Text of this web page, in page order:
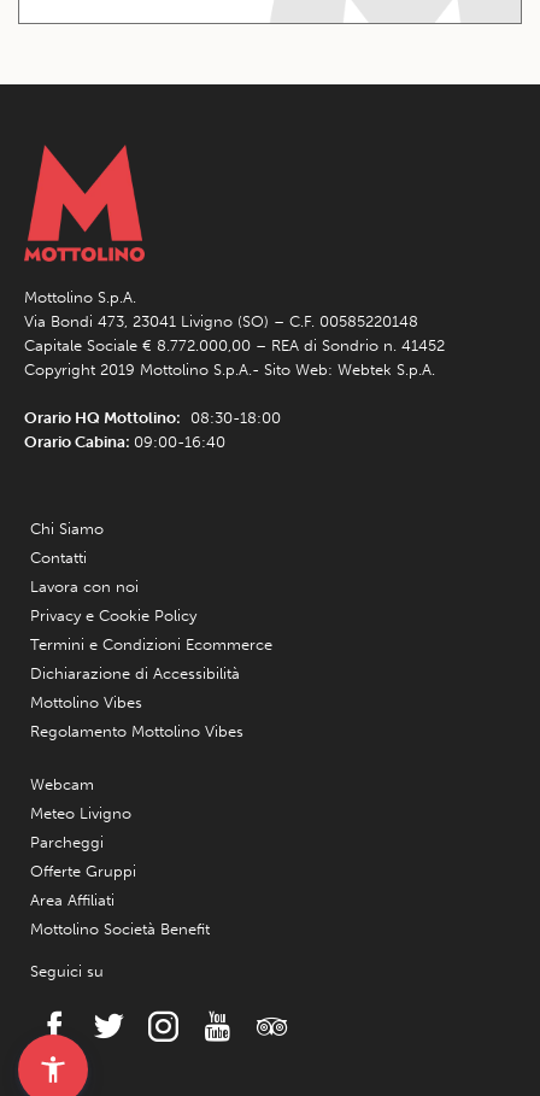
Mottolino S.p.A.
Via Bondi 473, 23041 Livigno (SO) – C.F. 00585220148
Capitale Sociale € 8.772.000,00 – REA di Sondrio n. 41452
Copyright 2019 Mottolino S.p.A.- Sito Web: Webtek S.p.A.
Orario HQ Mottolino: 08:30-18:00
Orario Cabina: 09:00-16:40
Chi Siamo
Contatti
Lavora con noi
Privacy e Cookie Policy
Termini e Condizioni Ecommerce
Dichiarazione di Accessibilità
Mottolino Vibes
Regolamento Mottolino Vibes
Webcam
Meteo Livigno
Parcheggi
Offerte Gruppi
Area Affiliati
Mottolino Società Benefit
Seguici su